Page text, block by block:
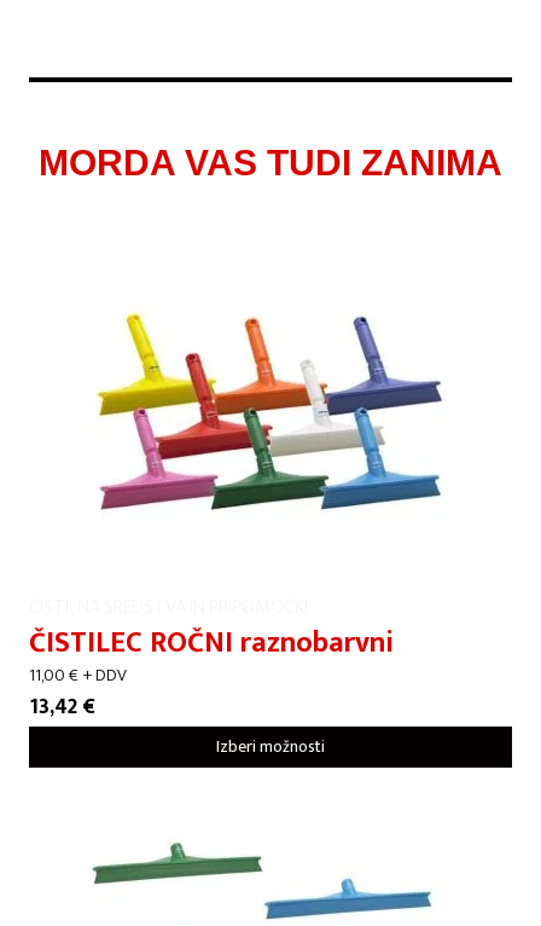
MORDA VAS TUDI ZANIMA
ČISTILEC ROČNI raznobarvni
11,00€+ DDV
13,42€
Izberi možnosti